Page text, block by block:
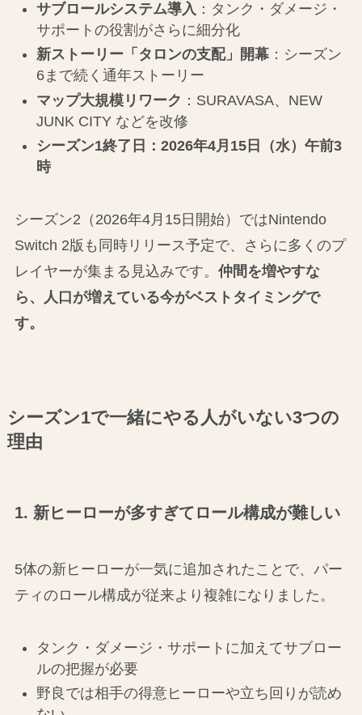
サブロールシステム導入 ：タンク・ダメージ・
サポートの役割がさらに細分化
新ストーリー「タロンの支配」開幕：シーズン
6まで続く通年ストーリー
マップ大規模リワーク ：SURAVASA、NEW
JUNK CITY などを改修
シーズン1終了日：2026年4月15日（水）午前3
時
シーズン2（2026年4月15日開始）ではNintendo
Switch 2版も同時リリース予定で、さらに多くのプ
レイヤーが集まる見込みです。 仲間を増やすな
ら、人口が増えている今がベストタイミングで
す。
シーズン1で一緒にやる人がいない3つの
理由
1. 新ヒーローが多すぎてロール構成が難しい
5体の新ヒーローが一気に追加されたことで、パー
ティのロール構成が従来より複雑になりました。
タンク・ダメージ・サポートに加えてサブロー
ルの把握が必要
野良では相手の得意ヒーローや立ち回りが読め